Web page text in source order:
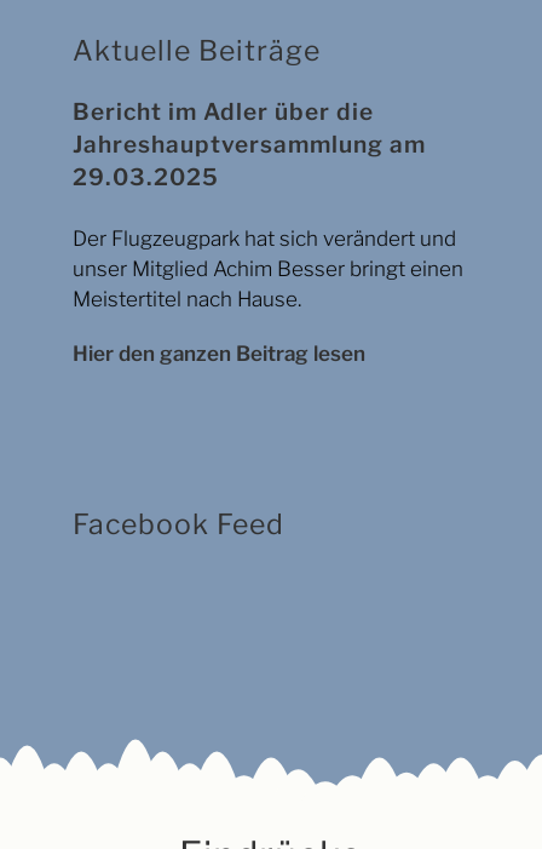
Aktuelle Beiträge
Bericht im Adler über die
Jahreshauptversammlung am
29.03.2025
Der Flugzeugpark hat sich verändert und
unser Mitglied Achim Besser bringt einen
Meistertitel nach Hause.
Hier den ganzen Beitrag lesen
Facebook Feed